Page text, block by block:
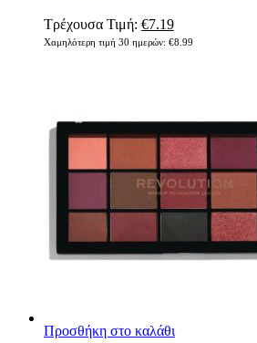
Τρέχουσα Τιμή: Original
price
€7.19Η
τρέχουσα
Χαμηλότερη τιμή 30 ημερών: €8.99
Προσθήκη στο καλάθι